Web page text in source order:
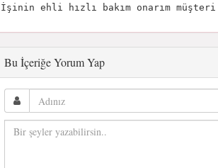
İşinin ehli hızlı bakım onarım müşteri
Bu İçeriğe Yorum Yap